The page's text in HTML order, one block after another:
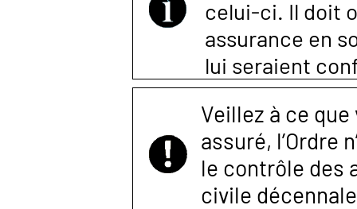
celui-ci. Il doit
assurance en
lui seraient
Veillez à ce
assuré, l’Ordre
le contrôle des
civile